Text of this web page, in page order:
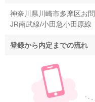
神奈川県川崎市多摩区お
JR南武線/小田急小田原線
登録から内定までの流れ